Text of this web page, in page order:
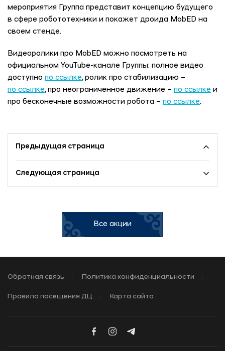
мероприятия Группа представит концепцию будущего
в сфере робототехники и покажет дроида MobED на
своем стенде.
Видеоролики про MobED можно посмотреть на
официальном YouTube-канале Группы: полное видео
доступно по ссылке, ролик про стабилизацию –
по ссылке, про неограниченное движение – по ссылке и
про бесконечные возможности робота – по ссылке.
Предыдущая страница
Следующая страница
Все акции
Обратная связь Политика конфиденциальности
Правила посещения ДЦ Карта сайта